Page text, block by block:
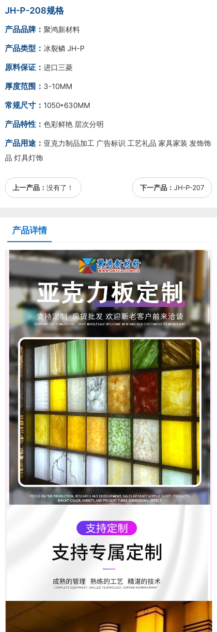
JH-P-208规格
产品品牌： 聚鸿新材料
产品类型： 冰裂鳞 JH-P
原料保证： 进口三菱
厚度范围： 3-10MM
常规尺寸： 1050*630MM
产品特性： 色彩鲜艳 层次分明
产品用途： 亚克力制品加工 广告标识 工艺礼品 家具家装 发饰饰
品 灯具灯饰
上一产品： 没有了！ 下一产品： JH-P-207
产品详情